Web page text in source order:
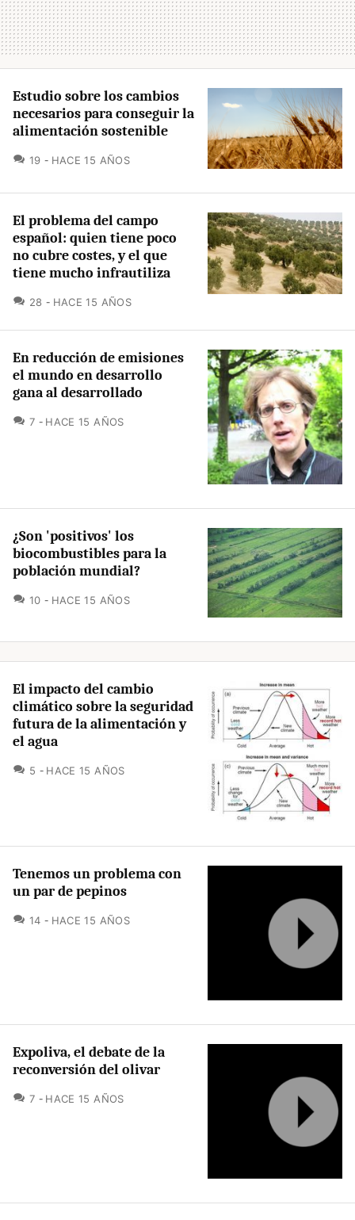
Estudio sobre los cambios
necesarios para conseguir la
alimentación sostenible
19 COMENTARIOS
HACE 15 AÑOS
El problema del campo
español: quien tiene poco
no cubre costes, y el que
tiene mucho infrautiliza
28 COMENTARIOS
HACE 15 AÑOS
En reducción de emisiones
el mundo en desarrollo
gana al desarrollado
7 COMENTARIOS
HACE 15 AÑOS
¿Son 'positivos' los
biocombustibles para la
población mundial?
10 COMENTARIOS
HACE 15 AÑOS
El impacto del cambio
climático sobre la seguridad
futura de la alimentación y
el agua
5 COMENTARIOS
HACE 15 AÑOS
Tenemos un problema con
un par de pepinos
14 COMENTARIOS
HACE 15 AÑOS
Expoliva, el debate de la
reconversión del olivar
7 COMENTARIOS
HACE 15 AÑOS